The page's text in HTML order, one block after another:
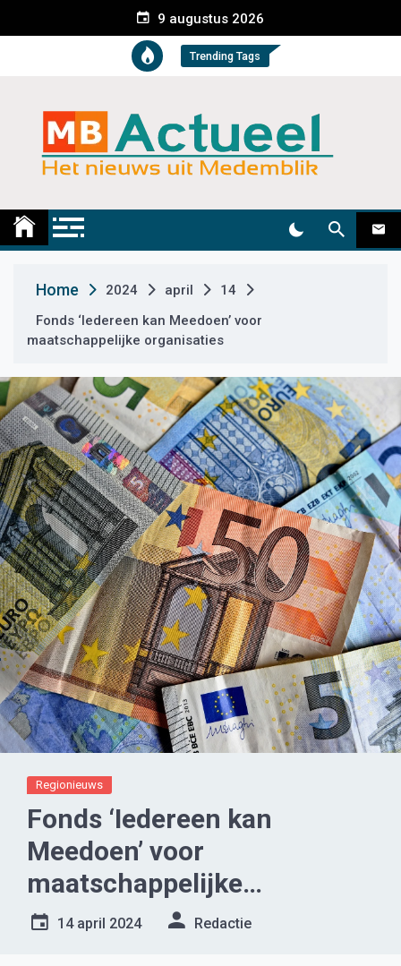
e
t
9 augustus 2026
Trending Tags
Medemblik Actueel
Home 2024 april
14
Fonds ‘Iedereen kan Meedoen’ voor
maatschappelijke organisaties
Regionieuws
Fonds ‘Iedereen kan
Meedoen’ voor
maatschappelijke
organisaties
14 april 2024 Redactie